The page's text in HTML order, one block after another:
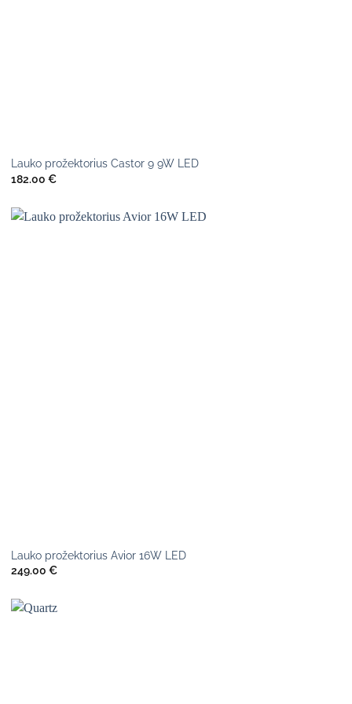
Lauko prožektorius Castor 9 9W LED
182.00 €
Lauko prožektorius Avior 16W LED
249.00 €